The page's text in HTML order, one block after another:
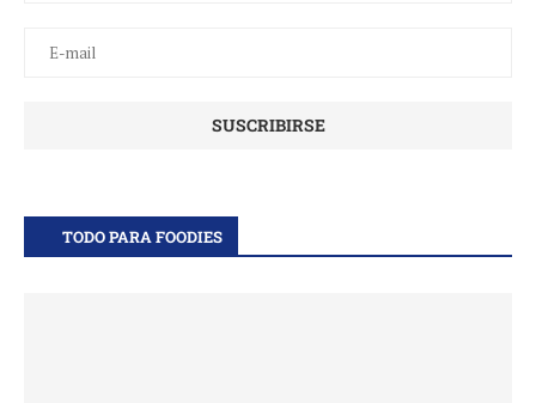
TODO PARA FOODIES